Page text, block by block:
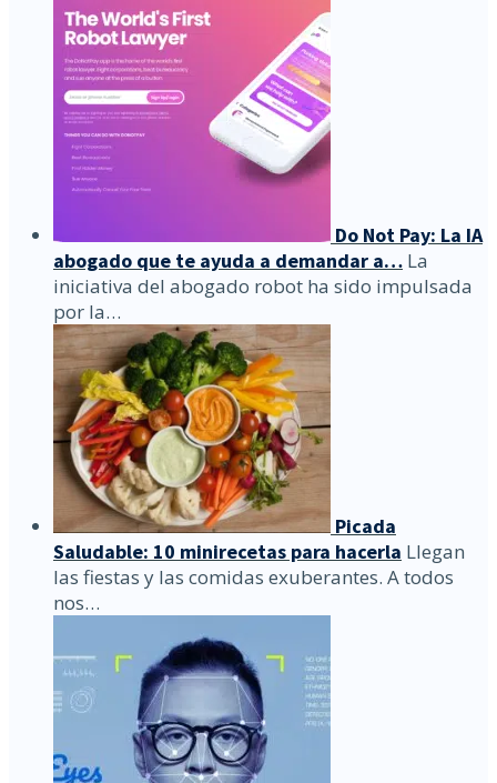
Do Not Pay: La IA
abogado que te ayuda a demandar a… La
iniciativa del abogado robot ha sido impulsada
por la…
Picada
Saludable: 10 minirecetas para hacerla Llegan
las fiestas y las comidas exuberantes. A todos
nos…